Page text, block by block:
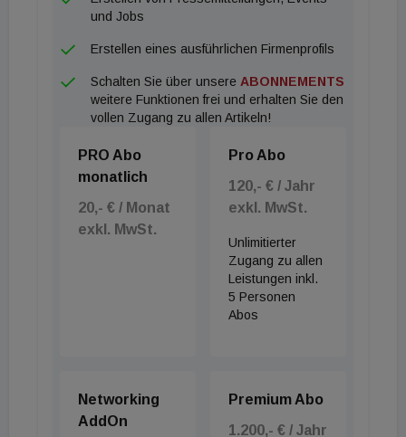
und Jobs
Erstellen eines ausführlichen Firmenprofils
Schalten Sie über unsere ABONNEMENTS
weitere Funktionen frei und erhalten Sie den
vollen Zugang zu allen Artikeln!
PRO Abo
monatlich
20,- € / Monat
exkl. MwSt.
Pro Abo
120,- € / Jahr
exkl. MwSt.
Unlimitierter
Zugang zu allen
Leistungen inkl.
5 Personen
Abos
Networking
AddOn
Premium Abo
1.200,- € / Jahr